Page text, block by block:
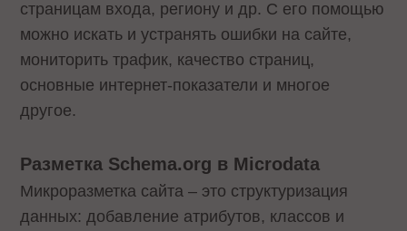
страницам входа, региону и др. С его помощью
можно искать и устранять ошибки на сайте,
мониторить трафик, качество страниц,
основные интернет-показатели и многое
другое.
Разметка Schema.org в Microdata
Микроразметка сайта – это структуризация
данных: добавление атрибутов, классов и